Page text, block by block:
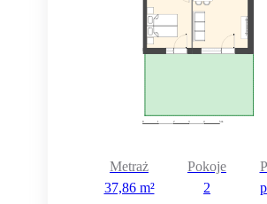
Metraż
37,86 m²
Pokoje
2